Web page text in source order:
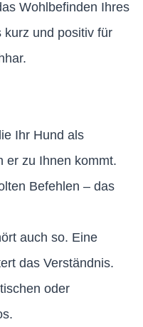
Wohlbefinden Ihres
kurz und positiv für
Ihr Hund als
er zu Ihnen kommt.
Befehlen – das
auch so. Eine
das Verständnis.
oder